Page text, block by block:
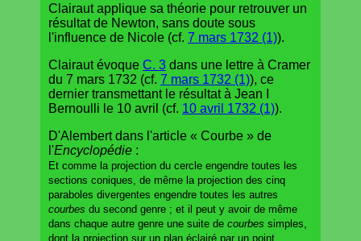
Clairaut applique sa théorie pour retrouver un
résultat de Newton, sans doute sous
l'influence de Nicole (cf. 7 mars 1732 (1)).
Clairaut évoque C. 3 dans une lettre à Cramer
du 7 mars 1732 (cf. 7 mars 1732 (1)), ce
dernier transmettant le résultat à Jean I
Bernoulli le 10 avril (cf. 10 avril 1732 (1)).
D'Alembert dans l'article « Courbe » de
l'Encyclopédie :
Et comme la projection du cercle engendre toutes les
sections coniques, de même la projection des cinq
paraboles divergentes engendre toutes les autres
courbes du second genre ; et il peut y avoir de même
dans chaque autre genre une suite de courbes simples,
dont la projection sur un plan éclairé par un point